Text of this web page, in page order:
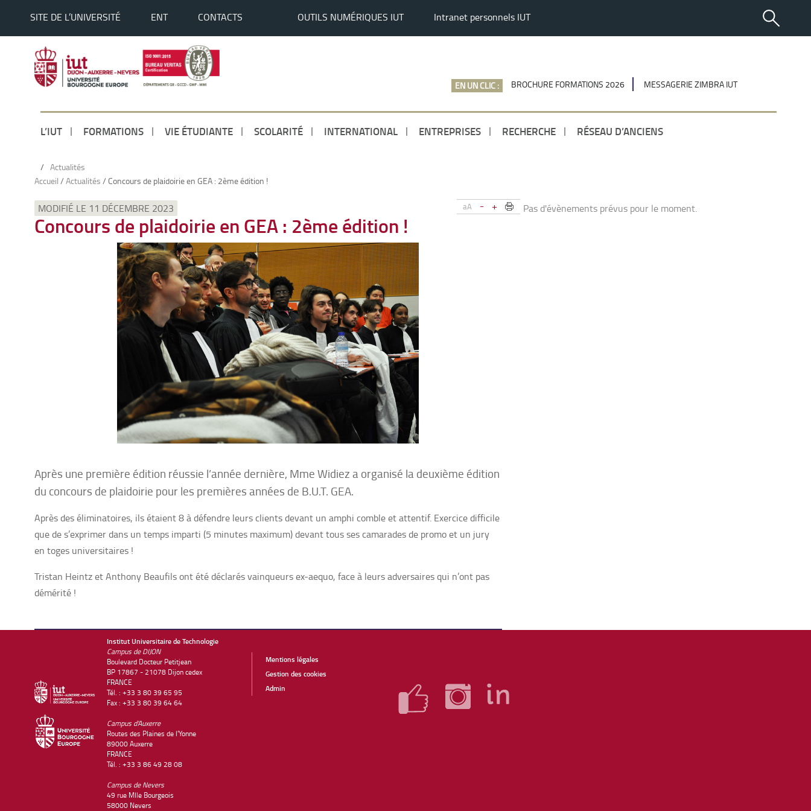
SITE DE L’UNIVERSITÉ ENT CONTACTS OUTILS NUMÉRIQUES IUT Intranet personnels IUT
EN UN CLIC : BROCHURE FORMATIONS 2026 MESSAGERIE ZIMBRA IUT
L’IUT FORMATIONS VIE ÉTUDIANTE SCOLARITÉ INTERNATIONAL ENTREPRISES RECHERCHE RÉSEAU D’ANCIENS
/ Actualités
Accueil / Actualités / Concours de plaidoirie en GEA : 2ème édition !
aA - +
MODIFIÉ LE 11 DÉCEMBRE 2023
Concours de plaidoirie en GEA : 2ème édition !
Après une première édition réussie l’année dernière, Mme Widiez a organisé la deuxième édition
du concours de plaidoirie pour les premières années de B.U.T. GEA.
Après des éliminatoires, ils étaient 8 à défendre leurs clients devant un amphi comble et attentif. Exercice difficile
que de s’exprimer dans un temps imparti (5 minutes maximum) devant tous ses camarades de promo et un jury
en toges universitaires !
Tristan Heintz et Anthony Beaufils ont été déclarés vainqueurs ex-aequo, face à leurs adversaires qui n’ont pas
démérité !
Pas d'évènements prévus pour le moment.
Institut Universitaire de Technologie
Campus de DIJON
Boulevard Docteur Petitjean
BP 17867 - 21078 Dijon cedex
FRANCE
Tél. : +33 3 80 39 65 95
Fax : +33 3 80 39 64 64
Campus d'Auxerre
Routes des Plaines de l'Yonne
89000 Auxerre
FRANCE
Tél. : +33 3 86 49 28 08
Campus de Nevers
49 rue Mlle Bourgeois
58000 Nevers
Mentions légales
Gestion des cookies
Admin